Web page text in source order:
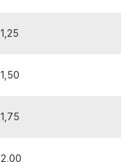
1,25
1,50
1,75
2,00